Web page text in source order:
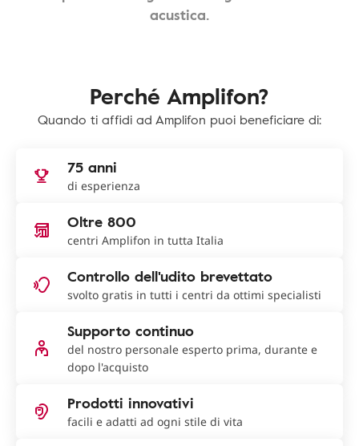
acustica.
Perché Amplifon?
Quando ti affidi ad Amplifon puoi beneficiare di:
75 anni
di esperienza
Oltre 800
centri Amplifon in tutta Italia
Controllo dell'udito brevettato
svolto gratis in tutti i centri da ottimi specialisti
Supporto continuo
del nostro personale esperto prima, durante e
dopo l'acquisto
Prodotti innovativi
facili e adatti ad ogni stile di vita